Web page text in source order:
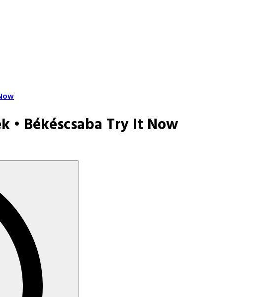
Békéscsaba Try It Now